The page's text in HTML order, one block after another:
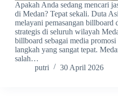
Apakah Anda sedang mencari
di Medan? Tepat sekali. Duta
melayani pemasangan billboard
strategis di seluruh wilayah
billboard sebagai media
langkah yang sangat tepat.
salah…
putri
30 April 2026